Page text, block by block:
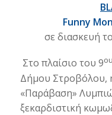
Funny
σε διασκευή
Στο πλαίσιο του 9ου
Δήμου Στροβόλου,
«Παράβαση»
ξεκαρδιστική